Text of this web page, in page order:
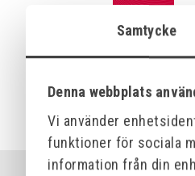
Samtycke
Denna webbplats
Vi använder
funktioner för sociala
information från din